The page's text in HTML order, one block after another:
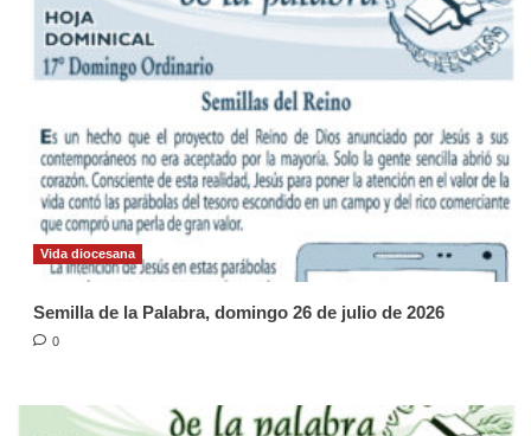
Vida diocesana
Semilla de la Palabra, domingo 26 de julio de 2026
0